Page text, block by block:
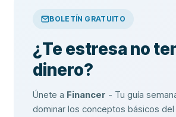
BOLETÍN GRATUITO
¿Te estresa no
dinero?
Únete a Financer - Tu guía
dominar los conceptos básicos del